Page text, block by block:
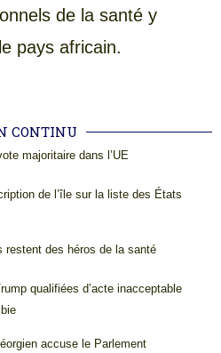
de la santé y
pays africain.
CONTINU
majoritaire dans l’UE
de l’île sur la liste des États
restent des héros de la santé
qualifiées d’acte inacceptable
accuse le Parlement